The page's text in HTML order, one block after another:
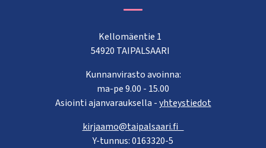
Kellomäentie 1
54920 TAIPALSAARI
Kunnanvirasto avoinna:
ma-pe 9.00 - 15.00
Asiointi ajanvarauksella -yhteystiedot
kirjaamo@taipalsaari.fi
Y-tunnus: 0163320-5